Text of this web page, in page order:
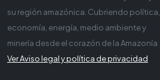
su región amazónica. Cubriendo política,
economía, energía, medio ambiente y
minería desde el corazón de la Amazonía
Ver Aviso legal y política de privacidad